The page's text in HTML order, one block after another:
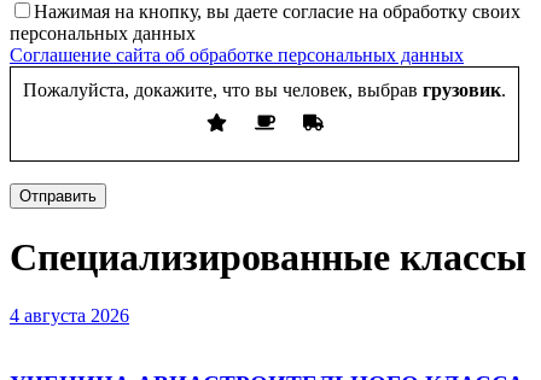
Нажимая на кнопку, вы даете согласие на обработку своих
персональных данных
Соглашение сайта об обработке персональных данных
Пожалуйста, докажите, что вы человек, выбрав грузовик.
Отправить
Специализированные классы
4 августа 2026